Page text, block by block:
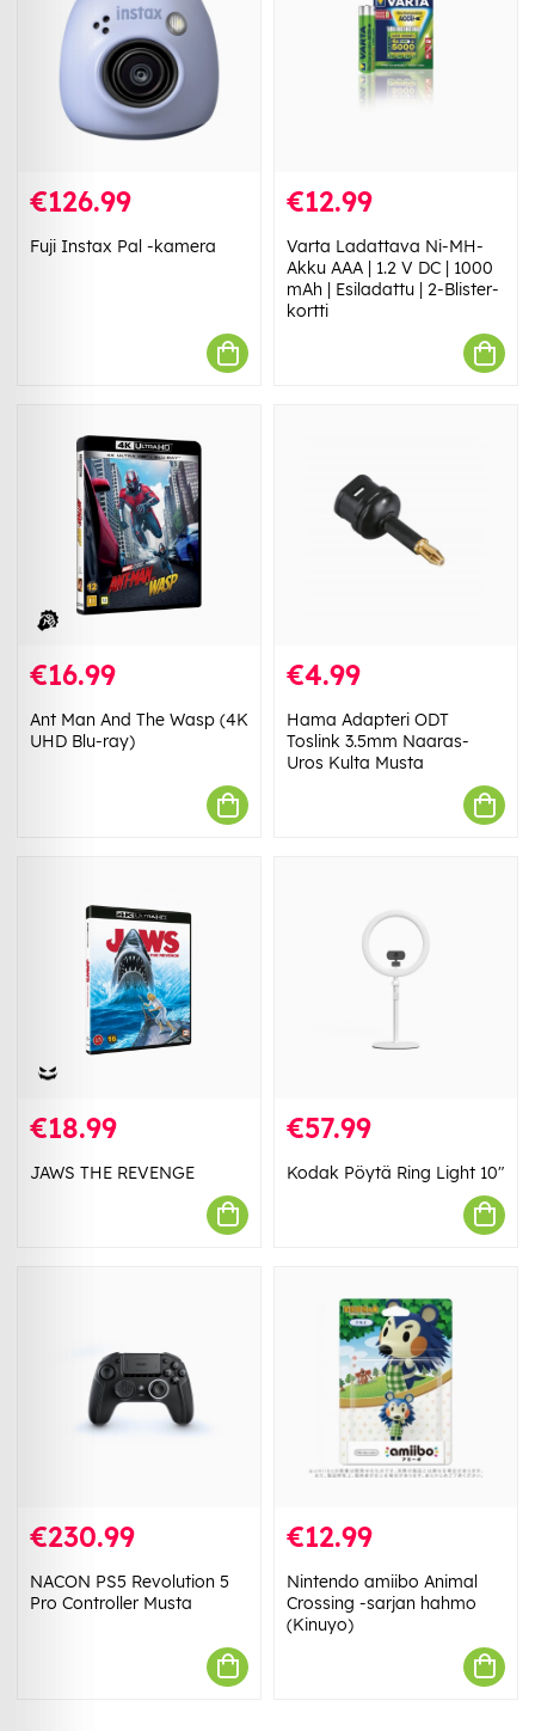
€126.99
Fuji Instax Pal -kamera
€12.99
Varta Ladattava Ni-MH-
Akku AAA | 1.2 V DC | 1000
mAh | Esiladattu | 2-Blister-
kortti
€16.99
Ant Man And The Wasp (4K
UHD Blu-ray)
€4.99
Hama Adapteri ODT
Toslink 3.5mm Naaras-
Uros Kulta Musta
€18.99
JAWS THE REVENGE
€57.99
Kodak Pöytä Ring Light 10"
€230.99
NACON PS5 Revolution 5
Pro Controller Musta
€12.99
Nintendo amiibo Animal
Crossing -sarjan hahmo
(Kinuyo)